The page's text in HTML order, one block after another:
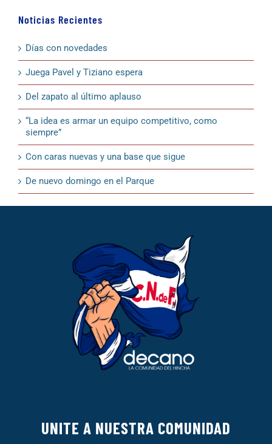
Noticias Recientes
Días con novedades
Juega Pavel y Tiziano espera
Del zapato al último aplauso
“La idea es armar un equipo competitivo, como
siempre”
Con caras nuevas y una base que sigue
De nuevo domingo en el Parque
UNITE A NUESTRA COMUNIDAD